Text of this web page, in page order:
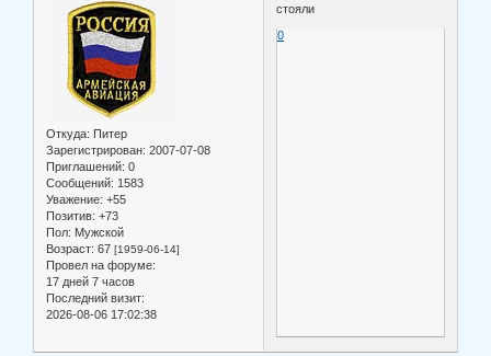
Откуда: Питер
Зарегистрирован: 2007-07-08
Приглашений: 0
Сообщений: 1583
Уважение: +55
Позитив: +73
Пол: Мужской
Возраст: 67 [1959-06-14]
Провел на форуме:
17 дней 7 часов
Последний визит:
2026-08-06 17:02:38
стояли
0